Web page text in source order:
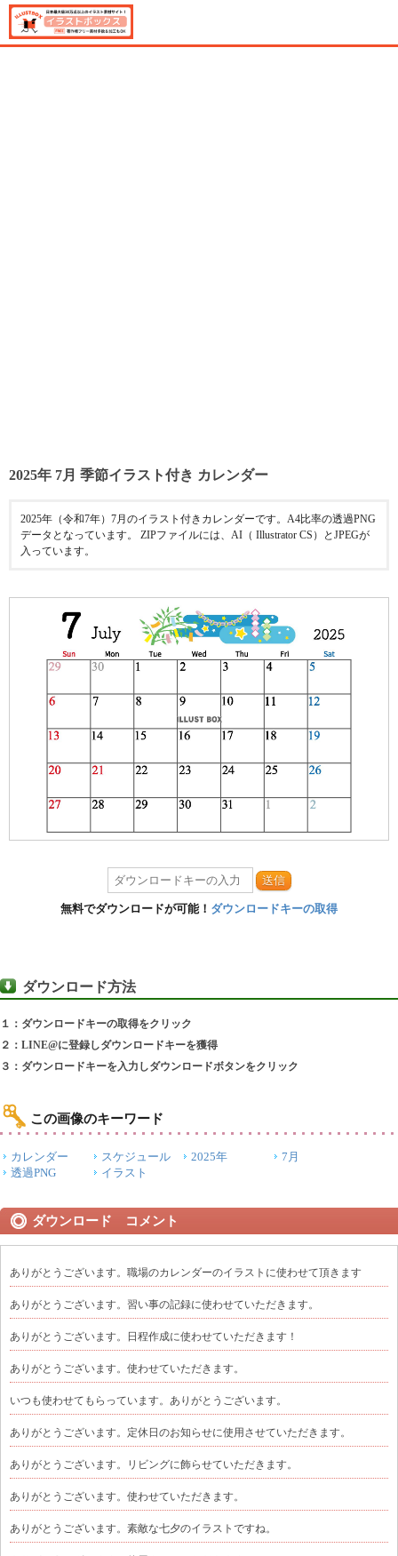
2025年 7月 季節イラスト付き カレンダー
2025年（令和7年）7月のイラスト付きカレンダーです。A4比率の透過PNG
データとなっています。 ZIPファイルには、AI（ Illustrator CS）とJPEGが
入っています。
送信
無料でダウンロードが可能！ ダウンロードキーの取得
ダウンロード方法
１：ダウンロードキーの取得をクリック
２：LINE@に登録しダウンロードキーを獲得
３：ダウンロードキーを入力しダウンロードボタンをクリック
この画像のキーワード
カレンダー スケジュール 2025年
7月
透過PNG
イラスト
ダウンロード コメント
ありがとうございます。職場のカレンダーのイラストに使わせて頂きます
ありがとうございます。習い事の記録に使わせていただきます。
ありがとうございます。日程作成に使わせていただきます！
ありがとうございます。使わせていただきます。
いつも使わせてもらっています。ありがとうございます。
ありがとうございます。定休日のお知らせに使用させていただきます。
ありがとうございます。リビングに飾らせていただきます。
ありがとうございます。使わせていただきます。
ありがとうございます。素敵な七夕のイラストですね。